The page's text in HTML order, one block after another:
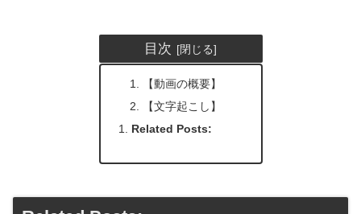
目次
【動画の概要】
【文字起こし】
Related Posts: